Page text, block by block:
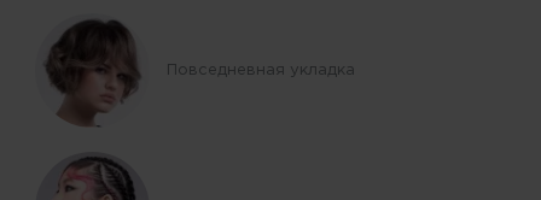
Повседневная укладка